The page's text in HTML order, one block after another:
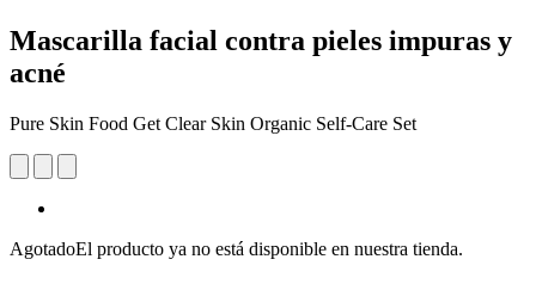
Mascarilla facial contra pieles impuras y
acné
Pure Skin Food Get Clear Skin Organic Self-Care Set
AgotadoEl producto ya no está disponible en nuestra tienda.